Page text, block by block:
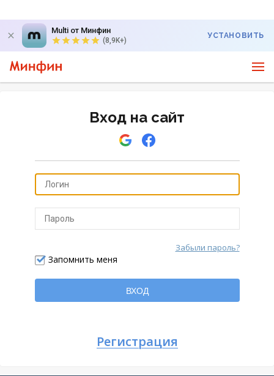
Multi от Минфин
(8,9K+)
УСТАНОВИТЬ
Вход на сайт
Запомнить меня
Забыли пароль?
ВХОД
Регистрация